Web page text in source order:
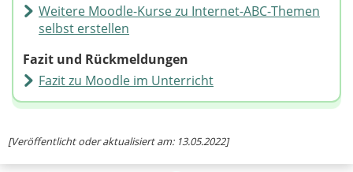
[Veröffentlicht oder aktualisiert am: 13.05.2022]
Weitere Moodle-Kurse zu Internet-ABC-Themen
selbst erstellen
Fazit und Rückmeldungen
Fazit zu Moodle im Unterricht